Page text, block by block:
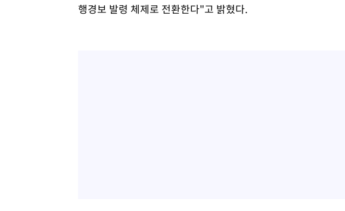
행경보 발령 체제로 전환한다"고 밝혔다.